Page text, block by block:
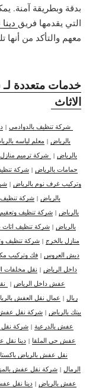
بدقة وبطريقة آمنة.
التي يقدمها فريق
معهم والتأكد من أنها
خدمات متعددة
الاثاث
شركة تنظيف بالدوادمي |
بالرياض | معلم لياسه
بالرياض | شركة ترميم منازل
حمامات بالرياض | شركة
وتركيب غرف نوم بالرياض |
بالرياض |شركة تنظيف
بالرياض | شركة تنظيف وتعقيم
بالرياض | شركة تنظيف اثاث
منازل بالخرج |شركة تنظيف
دبش العروس | فك وتركيب
داخل الرياض | نقل مخلفات
عفش داخل الرياض |
ريال | عمال نقل العفش
بيتك بالرياض | شركة نقل
عفش بالدرعية | شركة
عفش حي الملقا |دينا
نقل عفش بالرياض
الرمال | شركة نقل عفش
عفش بالرياض | دينا نقل